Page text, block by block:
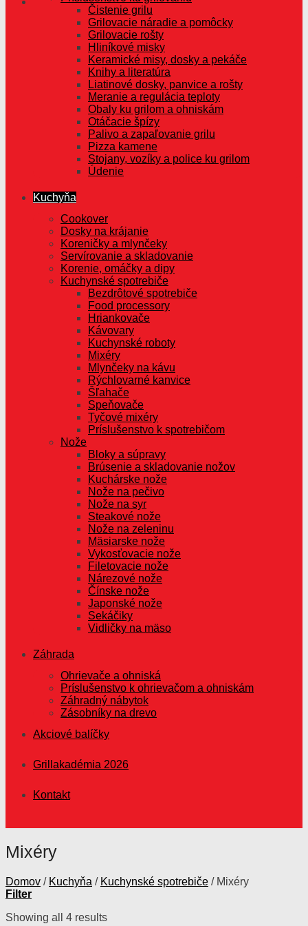
Čistenie grilu
Grilovacie náradie a pomôcky
Grilovacie rošty
Hliníkové misky
Keramické misy, dosky a pekáče
Knihy a literatúra
Liatinové dosky, panvice a rošty
Meranie a regulácia teploty
Obaly ku grilom a ohniskám
Otáčacie špízy
Palivo a zapaľovanie grilu
Pizza kamene
Stojany, vozíky a police ku grilom
Údenie
Kuchyňa
Cookover
Dosky na krájanie
Koreničky a mlynčeky
Servírovanie a skladovanie
Korenie, omáčky a dipy
Kuchynské spotrebiče
Bezdrôtové spotrebiče
Food processory
Hriankovače
Kávovary
Kuchynské roboty
Mixéry
Mlynčeky na kávu
Rýchlovarné kanvice
Šľahače
Speňovače
Tyčové mixéry
Príslušenstvo k spotrebičom
Nože
Bloky a súpravy
Brúsenie a skladovanie nožov
Kuchárske nože
Nože na pečivo
Nože na syr
Steakové nože
Nože na zeleninu
Mäsiarske nože
Vykosťovacie nože
Filetovacie nože
Nárezové nože
Čínske nože
Japonské nože
Sekáčiky
Vidličky na mäso
Záhrada
Ohrievače a ohniská
Príslušenstvo k ohrievačom a ohniskám
Záhradný nábytok
Zásobníky na drevo
Akciové balíčky
Grillakadémia 2026
Kontakt
Mixéry
Domov / Kuchyňa / Kuchynské spotrebiče /Mixéry
Filter
Showing all 4 results